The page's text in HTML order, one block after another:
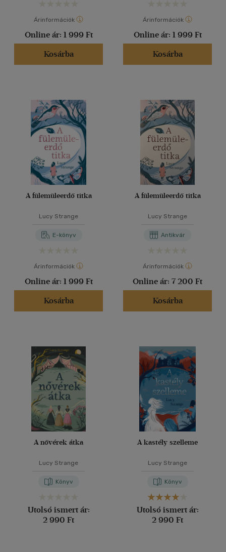
Árinformációk
Online ár: 1 999 Ft
Kosárba
Árinformációk
Online ár: 1 999 Ft
Kosárba
A fülemüleerdő titka
Lucy Strange
E-könyv
Árinformációk
Online ár: 1 999 Ft
Kosárba
A fülemüleerdő titka
Lucy Strange
Antikvár
Árinformációk
Online ár: 7 200 Ft
Kosárba
A nővérek átka
Lucy Strange
Könyv
Utolsó ismert ár:
2 990 Ft
A kastély szelleme
Lucy Strange
Könyv
Utolsó ismert ár:
2 990 Ft